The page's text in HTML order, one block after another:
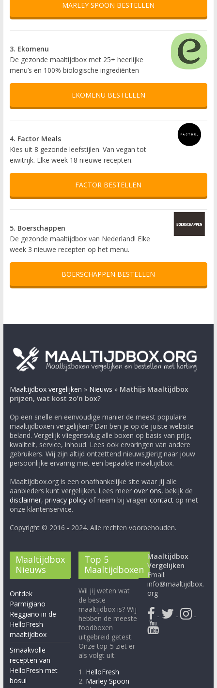
MARLEY SPOON BESTELLEN
3. Ekomenu
De gezonde maaltijdbox met 25+ heerlijke
menu’s en 100% biologische ingrediënten
EKOMENU BESTELLEN
4. Factor Meals
Kies uit 8 gezonde leefstijlen. Van vegan tot
eiwitrijk. Elke week 18 nieuwe recepten.
FACTOR BESTELLEN
5. Boerschappen
De gezonde maaltijdbox van Nederland! Elke
week 3 nieuwe recepten op het menu.
BOERSCHAPPEN BESTELLEN
Maaltijdbox vergelijken » Nieuws » Mathijs Maaltijdbox
prijzen, wat kost zo’n box?
Op een snelle en eenvoudige manier de meest populaire
maaltijdboxen vergelijken? Dan ben je op de juiste website
beland. Vergelijk vliegensvlug alle boxen op basis van prijs,
kwaliteit, service, inhoud. Lees ook ervaringen van andere
gebruikers. Wij zijn altijd ontzettend nieuwsgierig naar jouw
persoonlijke ervaring met een bepaalde maaltijdbox.
Maaltijdbox.org is een onafhankelijke site waar jij alle
aanbieders kunt vergelijken. Lees meer over ons, bekijk de
disclaimer, privacy policyof neem bij vragen contactop met
onze klantenservice.
Copyright © 2016 - 2024. Alle rechten voorbehouden.
Maaltijdbox
Nieuws
Ontdek
Parmigiano
Reggiano in de
HelloFresh
maaltijdbox
Smaakvolle
recepten van
HelloFresh met
bosui
Top 5
Maaltijdboxen
Wil jij weten wat
de beste
maaltijdbox is? Wij
hebben de meeste
foodboxen
uitgebreid getest.
Onze top-5 ziet er
als volgt uit:
1. HelloFresh
2. Marley Spoon
Maaltijdbox
Vergelijken
Email:
info@maaltijdbox.
org
- - -